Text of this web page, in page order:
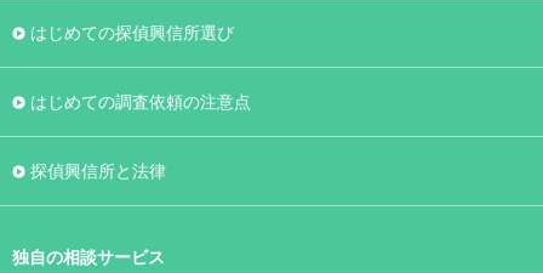
はじめての探偵興信所選び
はじめての調査依頼の注意点
探偵興信所と法律
独自の相談サービス